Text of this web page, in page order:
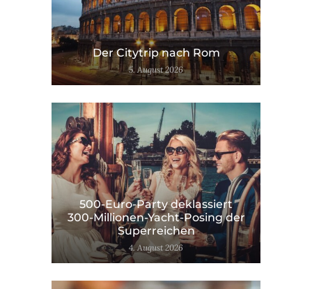
Der Citytrip nach Rom
5. August 2026
500-Euro-Party deklassiert
300-Millionen-Yacht-Posing der
Superreichen
4. August 2026